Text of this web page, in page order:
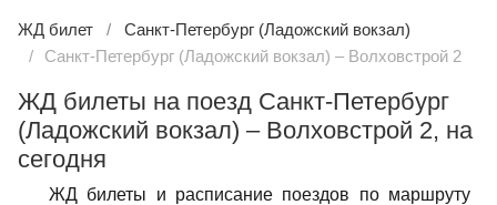
ЖД билет
Санкт-Петербург (Ладожский вокзал)
Санкт-Петербург (Ладожский вокзал) – Волховстрой 2
ЖД билеты на поезд Санкт-Петербург
(Ладожский вокзал) – Волховстрой 2, на
сегодня
ЖД билеты и расписание поездов по маршруту